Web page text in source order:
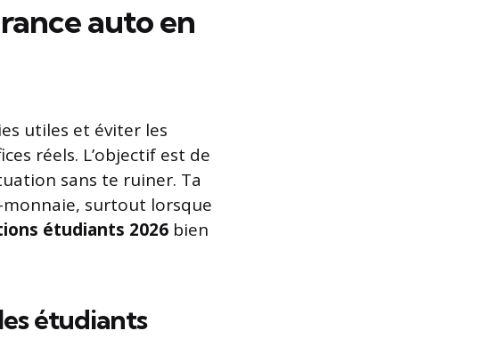
auto en
utiles et éviter les
réels. L’objectif est de
sans te ruiner. Ta
surtout lorsque
étudiants 2026 bien
étudiants